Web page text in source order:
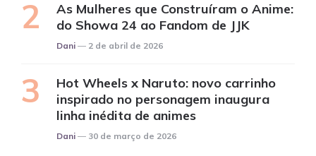
As Mulheres que Construíram o Anime:
do Showa 24 ao Fandom de JJK
Posted
Dani 2 de abril de 2026
Hot Wheels x Naruto: novo carrinho
inspirado no personagem inaugura
linha inédita de animes
Posted
Dani 30 de março de 2026